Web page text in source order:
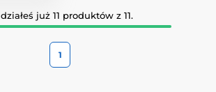
już 11 produktów z 11.
1